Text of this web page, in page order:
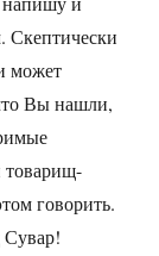
Скептически
может
Вы нашли,
товарищ-
говорить.
Сувар!